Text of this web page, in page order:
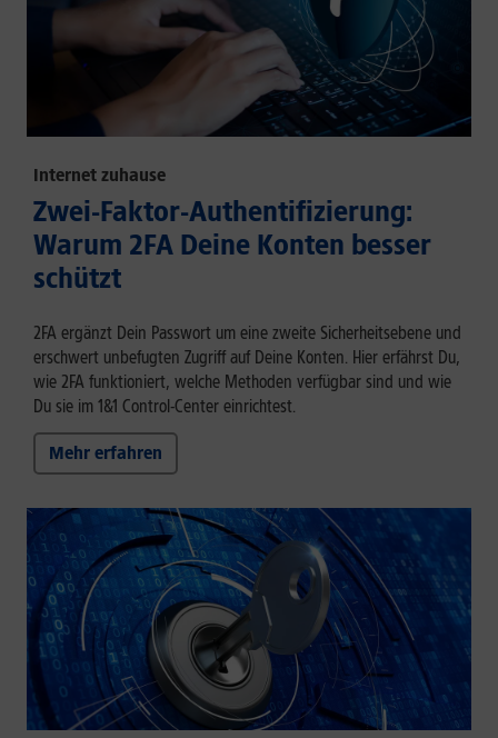
Internet zuhause
Zwei-Faktor-Authentifizierung:
Warum 2FA Deine Konten besser
schützt
2FA ergänzt Dein Passwort um eine zweite Sicherheitsebene und
erschwert unbefugten Zugriff auf Deine Konten. Hier erfährst Du,
wie 2FA funktioniert, welche Methoden verfügbar sind und wie
Du sie im 1&1 Control-Center einrichtest.
Mehr erfahren